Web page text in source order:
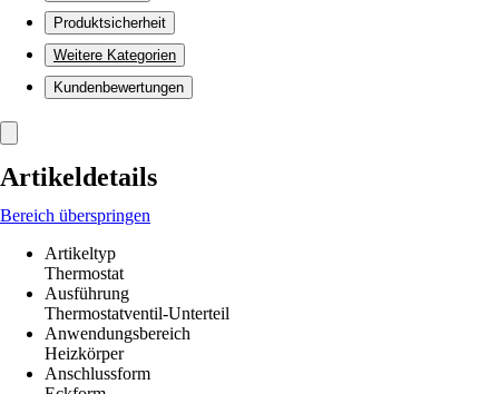
Produktsicherheit
Weitere Kategorien
Kundenbewertungen
Artikeldetails
Bereich überspringen
Artikeltyp
Thermostat
Ausführung
Thermostatventil-Unterteil
Anwendungsbereich
Heizkörper
Anschlussform